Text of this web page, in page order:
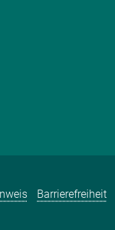
Barrierefreiheit